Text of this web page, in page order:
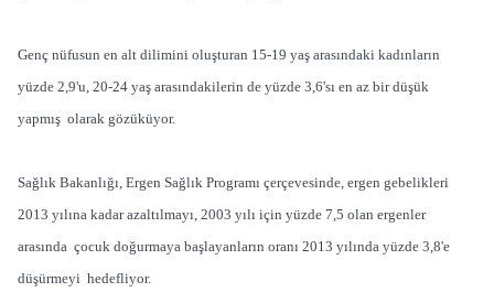
Genç nüfusun en alt dilimini oluşturan 15-19 yaş arasındaki kadınların
yüzde 2,9'u, 20-24 yaş arasındakilerin de yüzde 3,6'sı en az bir düşük
yapmış olarak gözüküyor.
Sağlık Bakanlığı, Ergen Sağlık Programı çerçevesinde, ergen gebelikleri
2013 yılına kadar azaltılmayı, 2003 yılı için yüzde 7,5 olan ergenler
arasında çocuk doğurmaya başlayanların oranı 2013 yılında yüzde 3,8'e
düşürmeyi hedefliyor.